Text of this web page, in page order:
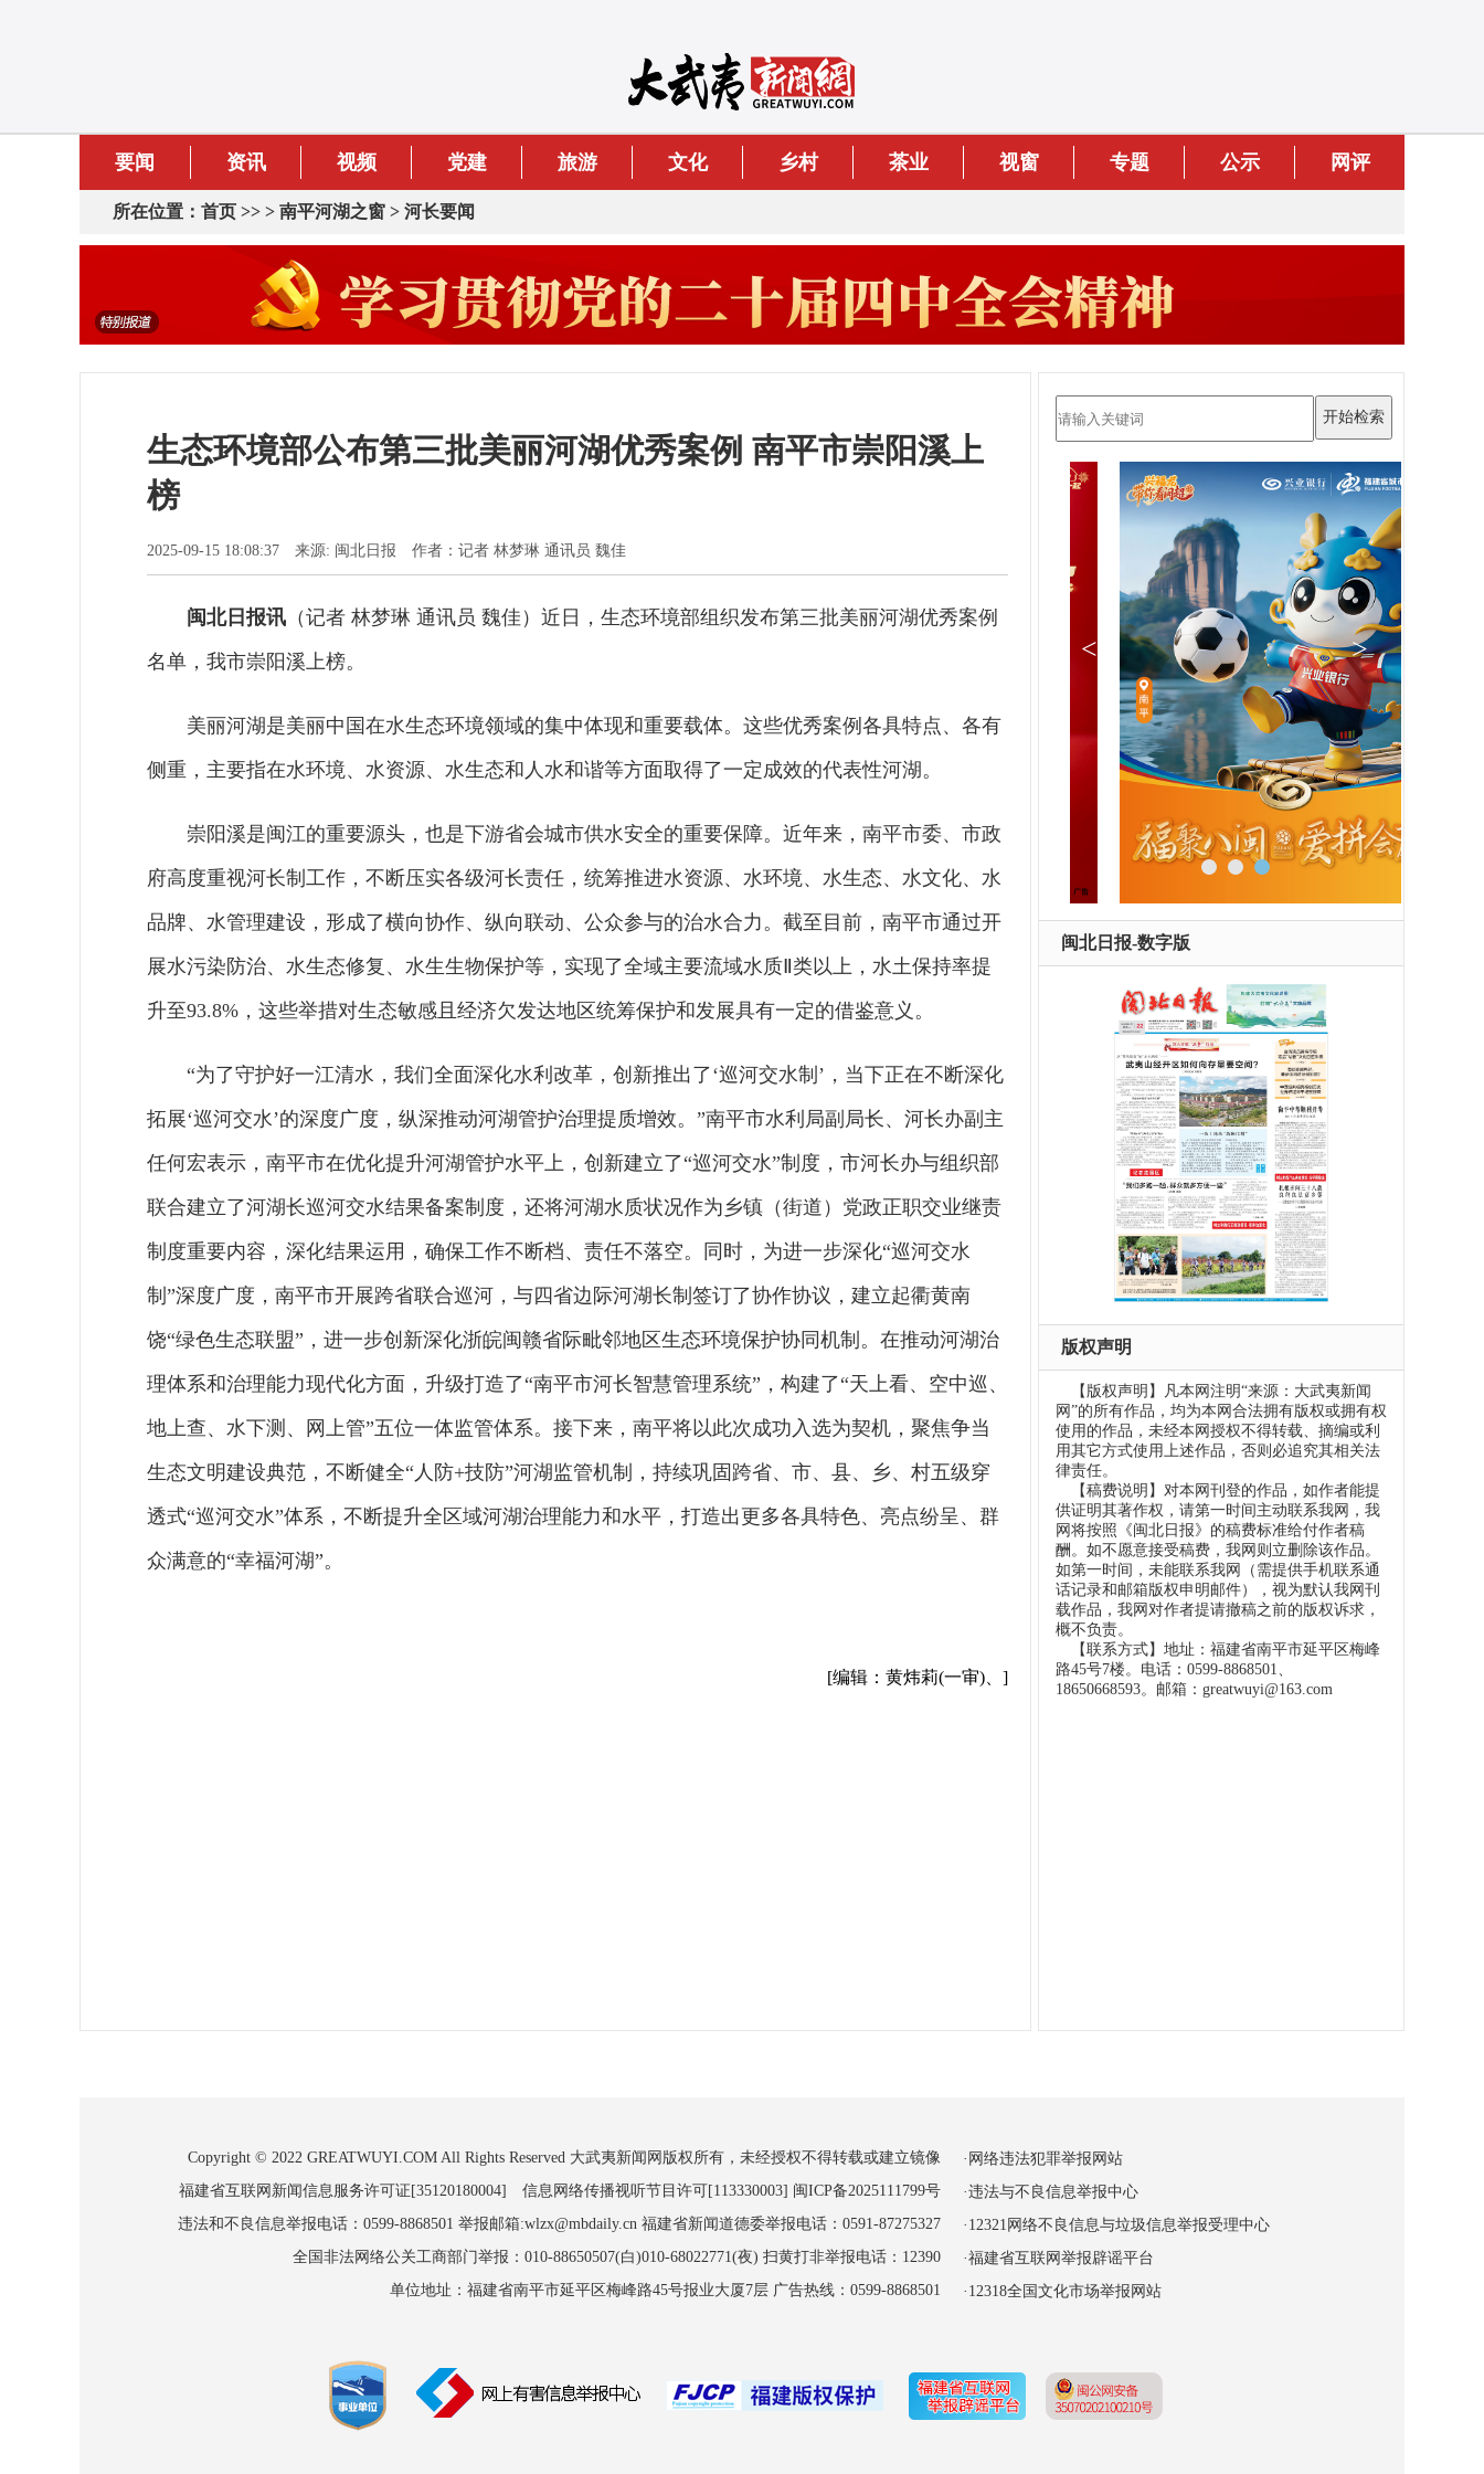
要闻 资讯 视频 党建 旅游 文化 乡村 茶业 视窗 专题 公示 网评
所在位置： 首页 >> > 南平河湖之窗 > 河长要闻
生态环境部公布第三批美丽河湖优秀案例 南平市崇阳溪上
榜
2025-09-15 18:08:37 来源: 闽北日报 作者：记者 林梦琳 通讯员 魏佳
闽北日报讯 （记者 林梦琳 通讯员 魏佳）近日，生态环境部组织发布第三批美丽河湖优秀案例
名单，我市崇阳溪上榜。
美丽河湖是美丽中国在水生态环境领域的集中体现和重要载体。这些优秀案例各具特点、各有
侧重，主要指在水环境、水资源、水生态和人水和谐等方面取得了一定成效的代表性河湖。
崇阳溪是闽江的重要源头，也是下游省会城市供水安全的重要保障。近年来，南平市委、市政
府高度重视河长制工作，不断压实各级河长责任，统筹推进水资源、水环境、水生态、水文化、水
品牌、水管理建设，形成了横向协作、纵向联动、公众参与的治水合力。截至目前，南平市通过开
展水污染防治、水生态修复、水生生物保护等，实现了全域主要流域水质Ⅱ类以上，水土保持率提
升至93.8%，这些举措对生态敏感且经济欠发达地区统筹保护和发展具有一定的借鉴意义。
“为了守护好一江清水，我们全面深化水利改革，创新推出了‘巡河交水制’，当下正在不断深化
拓展‘巡河交水’的深度广度，纵深推动河湖管护治理提质增效。”南平市水利局副局长、河长办副主
任何宏表示，南平市在优化提升河湖管护水平上，创新建立了“巡河交水”制度，市河长办与组织部
联合建立了河湖长巡河交水结果备案制度，还将河湖水质状况作为乡镇（街道）党政正职交业继责
制度重要内容，深化结果运用，确保工作不断档、责任不落空。同时，为进一步深化“巡河交水
制”深度广度，南平市开展跨省联合巡河，与四省边际河湖长制签订了协作协议，建立起衢黄南
饶“绿色生态联盟”，进一步创新深化浙皖闽赣省际毗邻地区生态环境保护协同机制。在推动河湖治
理体系和治理能力现代化方面，升级打造了“南平市河长智慧管理系统”，构建了“天上看、空中巡、
地上查、水下测、网上管”五位一体监管体系。接下来，南平将以此次成功入选为契机，聚焦争当
生态文明建设典范，不断健全“人防+技防”河湖监管机制，持续巩固跨省、市、县、乡、村五级穿
透式“巡河交水”体系，不断提升全区域河湖治理能力和水平，打造出更多各具特色、亮点纷呈、群
众满意的“幸福河湖”。
[编辑：黄炜莉(一审)、]
闽北日报-数字版
版权声明
【版权声明】凡本网注明“来源：大武夷新闻
网”的所有作品，均为本网合法拥有版权或拥有权
使用的作品，未经本网授权不得转载、摘编或利
用其它方式使用上述作品，否则必追究其相关法
律责任。
【稿费说明】对本网刊登的作品，如作者能提
供证明其著作权，请第一时间主动联系我网，我
网将按照《闽北日报》的稿费标准给付作者稿
酬。如不愿意接受稿费，我网则立删除该作品。
如第一时间，未能联系我网（需提供手机联系通
话记录和邮箱版权申明邮件），视为默认我网刊
载作品，我网对作者提请撤稿之前的版权诉求，
概不负责。
【联系方式】地址：福建省南平市延平区梅峰
路45号7楼。电话：0599-8868501、
18650668593。邮箱：greatwuyi@163.com
Copyright © 2022 GREATWUYI.COM All Rights Reserved 大武夷新闻网版权所有，未经授权不得转载或建立镜像
福建省互联网新闻信息服务许可证[35120180004] 信息网络传播视听节目许可[113330003] 闽ICP备2025111799号
违法和不良信息举报电话：0599-8868501 举报邮箱:wlzx@mbdaily.cn 福建省新闻道德委举报电话：0591-87275327
全国非法网络公关工商部门举报：010-88650507(白)010-68022771(夜) 扫黄打非举报电话：12390
单位地址：福建省南平市延平区梅峰路45号报业大厦7层 广告热线：0599-8868501
·网络违法犯罪举报网站
·违法与不良信息举报中心
·12321网络不良信息与垃圾信息举报受理中心
·福建省互联网举报辟谣平台
·12318全国文化市场举报网站